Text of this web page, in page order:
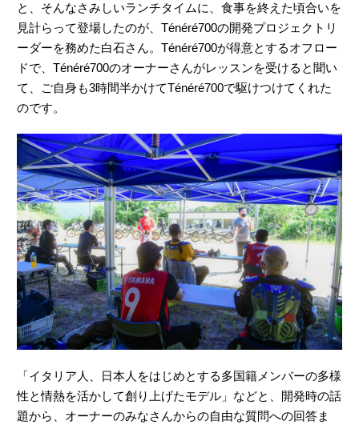
のです。
「イタリア人、日本人をはじめとする多国籍メンバーの多様
性と情熱を活かして創り上げたモデル」などと、開発時の話
題から、オーナーのみなさんからの自由な質問への回答ま
で、ざっくばらんにいろんなことをお話しいただきました。